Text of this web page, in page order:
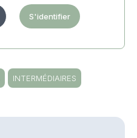
S'identifier
INTERMÉDIAIRES